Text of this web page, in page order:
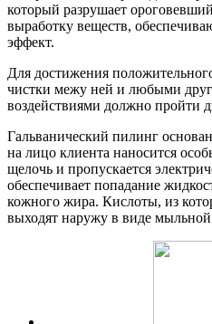
который разрушает
выработку веществ,
эффект.
Для достижения
чистки межу ней и любыми
воздействиями должно пройти
Гальванический пилинг
на лицо клиента наносится
щелочь и пропускается
обеспечивает попадание
кожного жира. Кислоты, из
выходят наружу в виде